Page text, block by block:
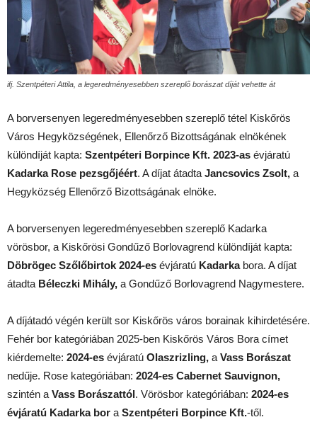
ifj. Szentpéteri Attila, a legeredményesebben szereplő borászat díját vehette át
A borversenyen legeredményesebben szereplő tétel Kiskőrös
Város Hegyközségének, Ellenőrző Bizottságának elnökének
különdíját kapta: Szentpéteri Borpince Kft. 2023-as évjáratú
Kadarka Rose pezsgőjéért. A díjat átadta Jancsovics Zsolt, a
Hegyközség Ellenőrző Bizottságának elnöke.
A borversenyen legeredményesebben szereplő Kadarka
vörösbor, a Kiskőrösi Gondűző Borlovagrend különdíját kapta:
Döbrögec Szőlőbirtok 2024-es évjáratú Kadarkabora. A díjat
átadta Béleczki Mihály, a Gondűző Borlovagrend Nagymestere.
A díjátadó végén került sor Kiskőrös város borainak kihirdetésére.
Fehér bor kategóriában 2025-ben Kiskőrös Város Bora címet
kiérdemelte: 2024-es évjáratú Olaszrizling, a Vass Borászat
nedűje. Rose kategóriában: 2024-es Cabernet Sauvignon,
szintén a Vass Borászattól. Vörösbor kategóriában: 2024-es
évjáratú Kadarka bor a Szentpéteri Borpince Kft.-től.